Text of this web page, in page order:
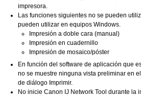
impresora.
Las funciones siguientes no se pueden
pueden utilizar en equiposWindows.
Impresión a doble cara (manual)
Impresión en cuadernillo
Impresión de mosaico/póster
En función del software de aplicación que
no se muestre ninguna vista preliminar en
de diálogo Imprimir.
No inicieCanon IJ Network Tool durante la